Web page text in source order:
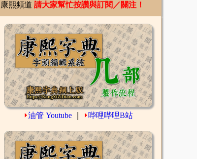
康熙頻道 請大家幫忙按讚與訂閱／關注！
⏵油管 Youtube ⏵哔哩哔哩B站